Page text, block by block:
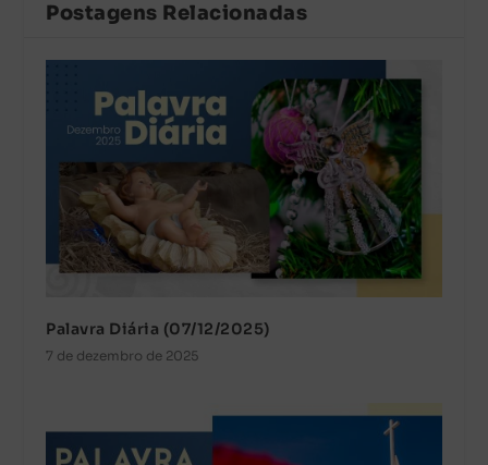
Postagens Relacionadas
Palavra Diária (07/12/2025)
7 de dezembro de 2025